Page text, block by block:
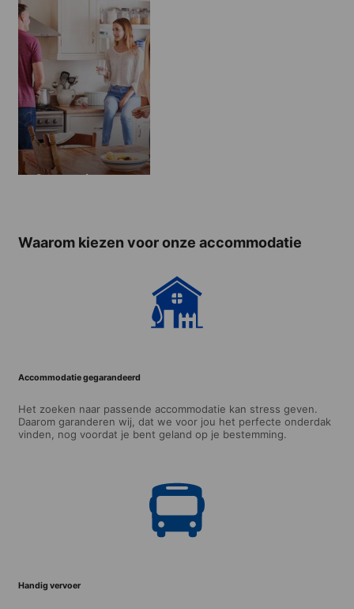
Gastgezin
Waarom kiezen voor onze accommodatie
Accommodatie gegarandeerd
Het zoeken naar passende accommodatie kan stress geven.
Daarom garanderen wij, dat we voor jou het perfecte onderdak
vinden, nog voordat je bent geland op je bestemming.
Handig vervoer